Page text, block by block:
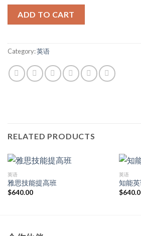
ADD TO CART
Category:英语
RELATED PRODUCTS
英语
雅思技能提高班
$640.00
英语
知能
$